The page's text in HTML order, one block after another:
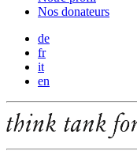
Nos donateurs
de
fr
it
en